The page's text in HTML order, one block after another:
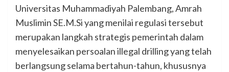
Universitas Muhammadiyah Palembang, Amrah
Muslimin SE.M.Si yang menilai regulasi tersebut
merupakan langkah strategis pemerintah dalam
menyelesaikan persoalan illegal drilling yang telah
berlangsung selama bertahun-tahun, khususnya